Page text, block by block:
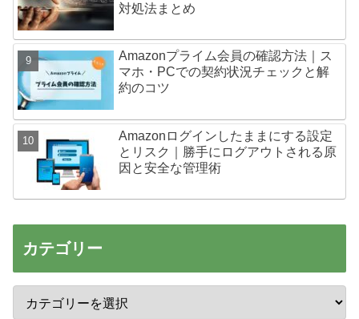
対処法まとめ
Amazonプライム会員の確認方法｜ス
マホ・PCでの契約状況チェックと解
約のコツ
Amazonログインしたままにする設定
とリスク｜勝手にログアウトされる原
因と安全な管理術
カテゴリー